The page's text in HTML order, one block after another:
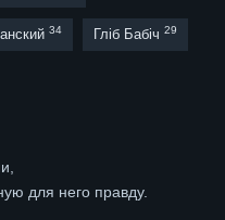
34 Гліб Бабіч 29
для него правду.